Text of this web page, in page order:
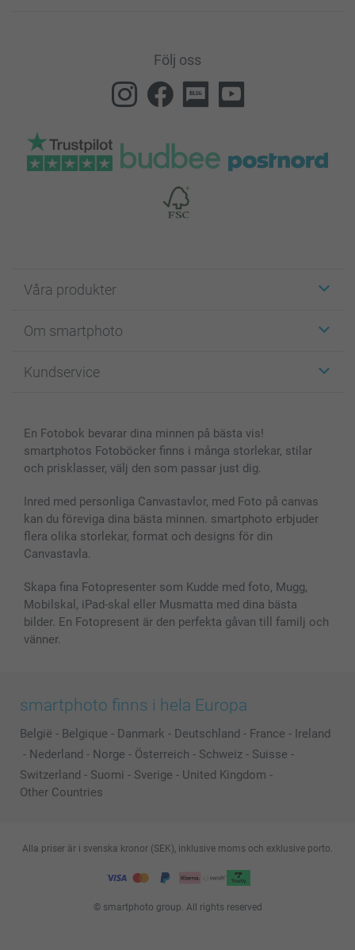
Följ oss
Våra produkter
Fotokort
Fotoböcker
Skal till Mobil & Surfplatta
MyNameBook
Fotoramar & Tillbehör
Presentkort
Alla fotoprodukter
Om smartphoto
För affiliates
Sitemap
Villkor och garantier
Kundservice
smartbonus
Priser & betalning
En Fotobok bevarar dina minnen på bästa vis!
smartphotos Fotoböcker finns i många storlekar, stilar
och prisklasser, välj den som passar just dig.
Inred med personliga Canvastavlor, med Foto på canvas
kan du föreviga dina bästa minnen. smartphoto erbjuder
flera olika storlekar, format och designs för din
Canvastavla.
Skapa fina Fotopresenter som Kudde med foto, Mugg,
Mobilskal, iPad-skal eller Musmatta med dina bästa
bilder. En Fotopresent är den perfekta gåvan till familj och
vänner.
smartphoto finns i hela Europa
België - Belgique - Danmark - Deutschland - France - Ireland
- Nederland - Norge - Österreich - Schweiz - Suisse -
Switzerland - Suomi - Sverige - United Kingdom -
Other Countries
© smartphoto group. All rights reserved
Alla priser är i svenska kronor (SEK), inklusive moms och exklusive porto.